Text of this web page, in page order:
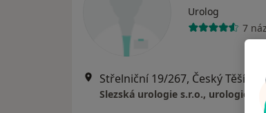
Urolog
7
Střelniční 19/267, Český Těšín
Slezská urologie s.r.o., urologie,